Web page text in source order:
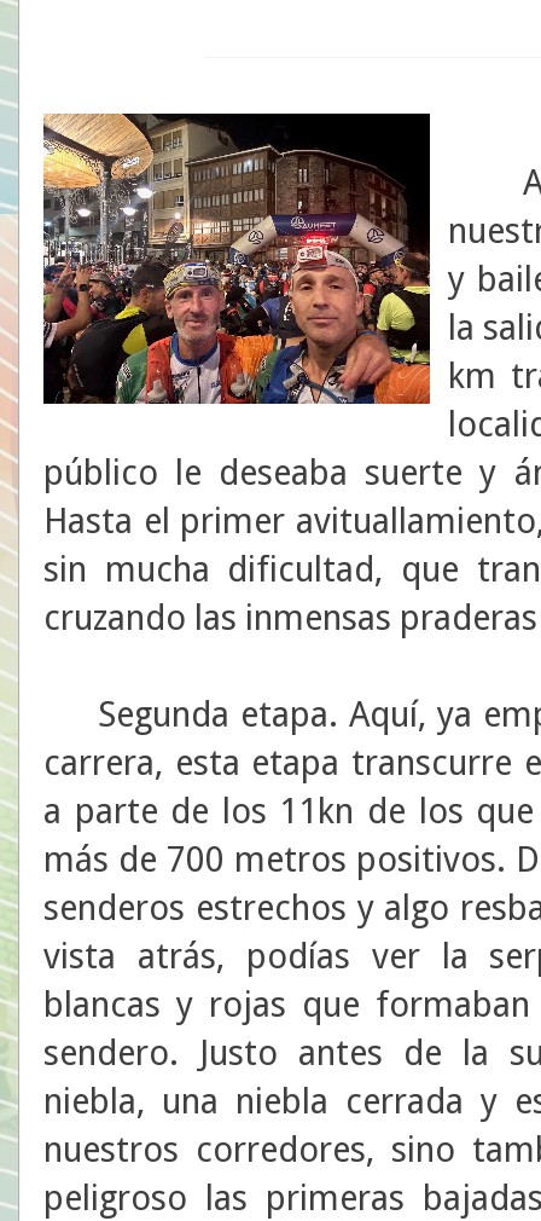
y
la
km
público le deseaba suerte y
Hasta el primer
sin mucha dificultad, que
cruzando las inmensas
Segunda etapa. Aquí, ya
carrera, esta etapa transcurre
a parte de los 11kn de los
más de 700 metros positivos.
senderos estrechos y algo
vista atrás, podías ver la
blancas y rojas que
sendero. Justo antes de la
niebla, una niebla cerrada y
nuestros corredores, sino
peligroso las primeras